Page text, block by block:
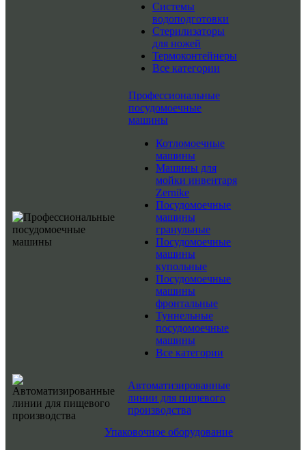
Системы
водоподготовки
Стерилизаторы
для ножей
Термоконтейнеры
Все категории
Профессиональные
посудомоечные
машины
Котломоечные
машины
Машины для
мойки инвентаря
Zernike
Посудомоечные
машины
гранульные
Посудомоечные
машины
купольные
Посудомоечные
машины
фронтальные
Туннельные
посудомоечные
машины
Все категории
Автоматизированные
линии для пищевого
производства
Упаковочное оборудование